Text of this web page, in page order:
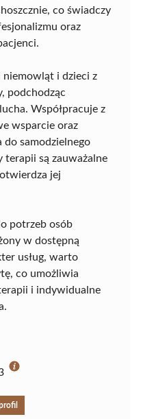
co świadczy
oraz
niemowląt i dzieci z
podchodząc
Współpracuje z
wsparcie oraz
do samodzielnego
są zauważalne
jej
potrzeb osób
w dostępną
usług, warto
co umożliwia
i indywidualne